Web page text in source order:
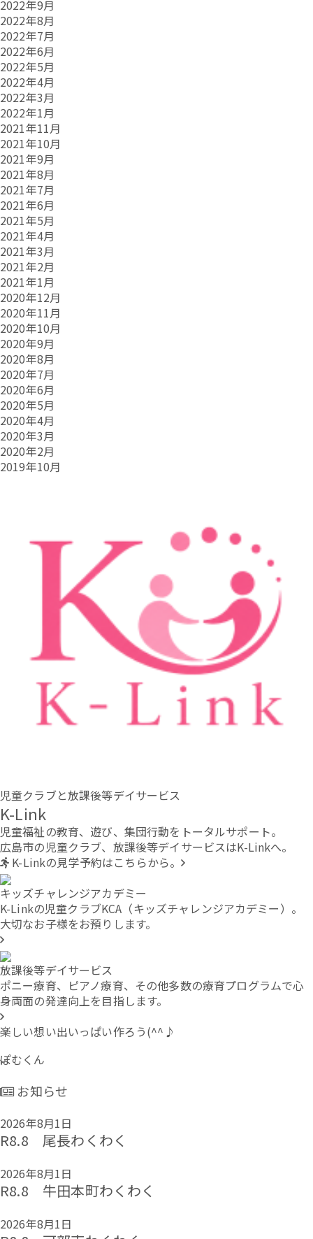
2022年9月
2022年8月
2022年7月
2022年6月
2022年5月
2022年4月
2022年3月
2022年1月
2021年11月
2021年10月
2021年9月
2021年8月
2021年7月
2021年6月
2021年5月
2021年4月
2021年3月
2021年2月
2021年1月
2020年12月
2020年11月
2020年10月
2020年9月
2020年8月
2020年7月
2020年6月
2020年5月
2020年4月
2020年3月
2020年2月
2019年10月
児童クラブと放課後等デイサービス
K-Link
児童福祉の教育、遊び、集団行動をトータルサポート。
広島市の児童クラブ、放課後等デイサービスはK-Linkへ。
K-Linkの見学予約はこちらから。
キッズチャレンジアカデミー
K-Linkの児童クラブKCA（キッズチャレンジアカデミー）。
大切なお子様をお預りします。
放課後等デイサービス
ポニー療育、ピアノ療育、その他多数の療育プログラムで心
身両面の発達向上を目指します。
楽しい想い出いっぱい作ろう(^^♪
ぽむくん
お知らせ
2026年8月1日
R8.8 尾長わくわく
2026年8月1日
R8.8 牛田本町わくわく
2026年8月1日